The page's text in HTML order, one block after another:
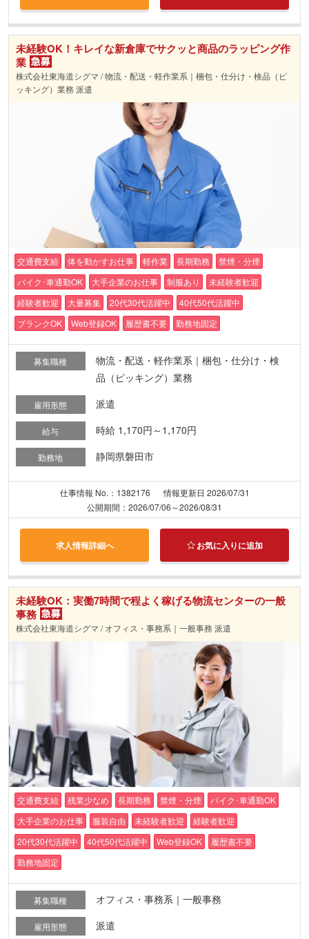
未経験OK！キレイな新倉庫でサクッと商品のラッピング作
業
株式会社東海道シグマ / 物流・配送・軽作業系｜梱包・仕分け・検品（ピ
ッキング）業務 派遣
交通費支給 体を動かすお仕事 軽作業 長期勤務
禁煙・分煙
バイク･車通勤OK
大手企業のお仕事 制服あり
未経験者歓迎
経験者歓迎
大量募集 20代30代活躍中
40代50代活躍中
ブランクOK
Web登録OK 履歴書不要 勤務地固定
募集職種
物流・配送・軽作業系｜梱包・仕分け・検
品（ピッキング）業務
雇用形態 派遣
給与 時給 1,170円～1,170円
勤務地 静岡県磐田市
仕事情報 No.：1382176
情報更新日 2026/07/31
公開期間：2026/07/06～2026/08/31
求人情報詳細へ お気に入りに追加
未経験OK：実働7時間で程よく稼げる物流センターの一般
事務
株式会社東海道シグマ / オフィス・事務系｜一般事務 派遣
交通費支給 残業少なめ 長期勤務 禁煙・分煙
バイク･車通勤OK
大手企業のお仕事
服装自由 未経験者歓迎
経験者歓迎
20代30代活躍中
40代50代活躍中 Web登録OK
履歴書不要
勤務地固定
募集職種 オフィス・事務系｜一般事務
雇用形態 派遣